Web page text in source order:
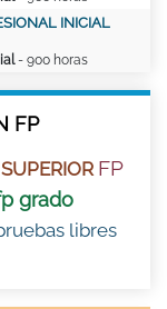
INICIAL
- 900 horas
FP
FP
grado
libres